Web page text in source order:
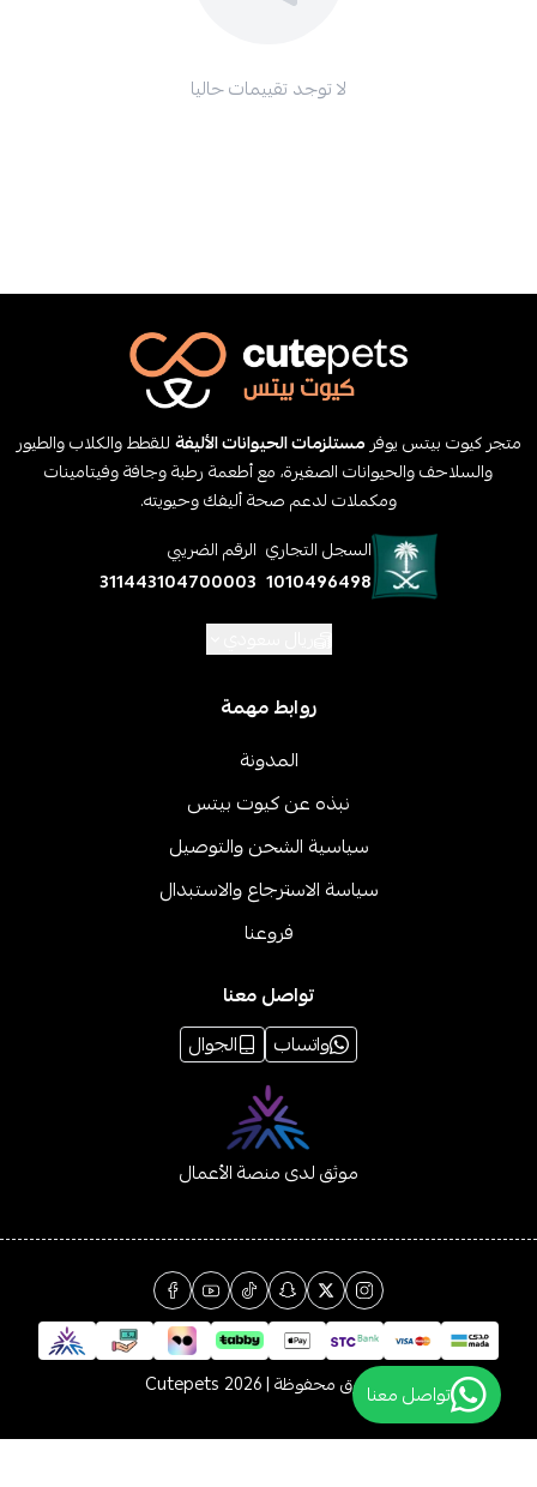
لا توجد تقييمات حاليا
متجر كيوت بيتس يوفر مستلزمات الحيوانات الأليفةللقطط والكلاب والطيور
والسلاحف والحيوانات الصغيرة، مع أطعمة رطبة وجافة وفيتامينات
ومكملات لدعم صحة أليفك وحيويته.
السجل التجاري
1010496498
الرقم الضريبي
311443104700003
روابط مهمة
المدونة
نبذه عن كيوت بيتس
سياسية الشحن والتوصيل
سياسة الاسترجاع والاستبدال
فروعنا
تواصل معنا
واتساب
الجوال
موثق لدى منصة الأعمال
الحقوق محفوظة | 2026 Cutepets تواصل معنا